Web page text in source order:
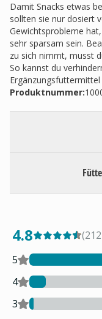
Damit Snacks etwas
sollten sie nur dosiert
Gewichtsprobleme
sehr sparsam sein.
zu sich nimmt, musst
So kannst du
Produktnummer:
4.8 (212
5
4
3